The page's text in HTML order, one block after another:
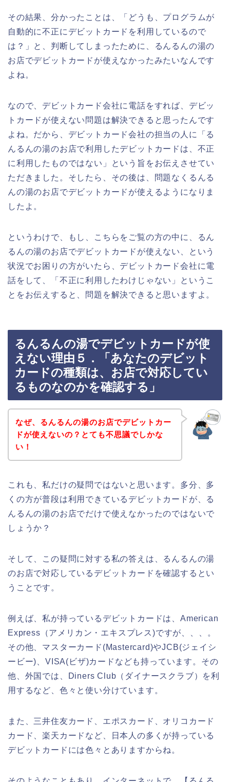
その結果、分かったことは、「どうも、プログラムが
自動的に不正にデビットカードを利用しているので
は？」と、判断してしまったために、るんるんの湯の
お店でデビットカードが使えなかったみたいなんです
よね。
なので、デビットカード会社に電話をすれば、デビッ
トカードが使えない問題は解決できると思ったんです
よね。だから、デビットカード会社の担当の人に「る
んるんの湯のお店で利用したデビットカードは、不正
に利用したものではない」という旨をお伝えさせてい
ただきました。そしたら、その後は、問題なくるんる
んの湯のお店でデビットカードが使えるようになりま
したよ。
というわけで、もし、こちらをご覧の方の中に、るん
るんの湯のお店でデビットカードが使えない、という
状況でお困りの方がいたら、デビットカード会社に電
話をして、「不正に利用したわけじゃない」というこ
とをお伝えすると、問題を解決できると思いますよ。
るんるんの湯でデビットカードが使
えない理由５．「あなたのデビット
カードの種類は、お店で対応してい
るものなのかを確認する」
なぜ、るんるんの湯のお店でデビットカー
ドが使えないの？とても不思議でしかな
い！
これも、私だけの疑問ではないと思います。多分、多
くの方が普段は利用できているデビットカードが、る
んるんの湯のお店でだけで使えなかったのではないで
しょうか？
そして、この疑問に対する私の答えは、るんるんの湯
のお店で対応しているデビットカードを確認するとい
うことです。
例えば、私が持っているデビットカードは、American
Express（アメリカン・エキスプレス)ですが、、、。
その他、マスターカード(Mastercard)やJCB(ジェイシ
ービー)、VISA(ビザ)カードなども持っています。その
他、外国では、Diners Club（ダイナースクラブ）を利
用するなど、色々と使い分けています。
また、三井住友カード、エポスカード、オリコカード
カード、楽天カードなど、日本人の多くが持っている
デビットカードには色々とありますからね。